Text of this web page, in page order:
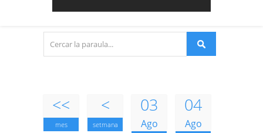
<<
mes
<
setmana
03
Ago
04
Ago